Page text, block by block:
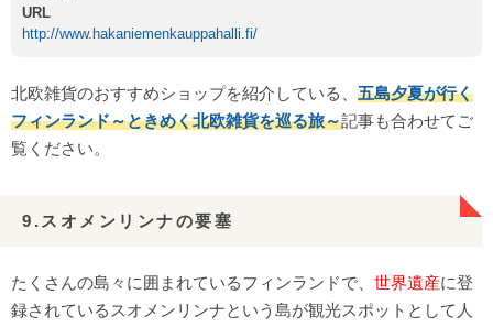
URL
http://www.hakaniemenkauppahalli.fi/
北欧雑貨のおすすめショップを紹介している、 五島夕夏が行く
フィンランド～ときめく北欧雑貨を巡る旅～記事も合わせてご
覧ください。
9.スオメンリンナの要塞
たくさんの島々に囲まれているフィンランドで、 世界遺産に登
録されているスオメンリンナという島が観光スポットとして人